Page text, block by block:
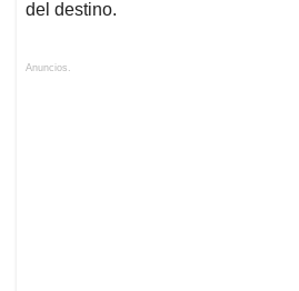
del destino.
Anuncios.